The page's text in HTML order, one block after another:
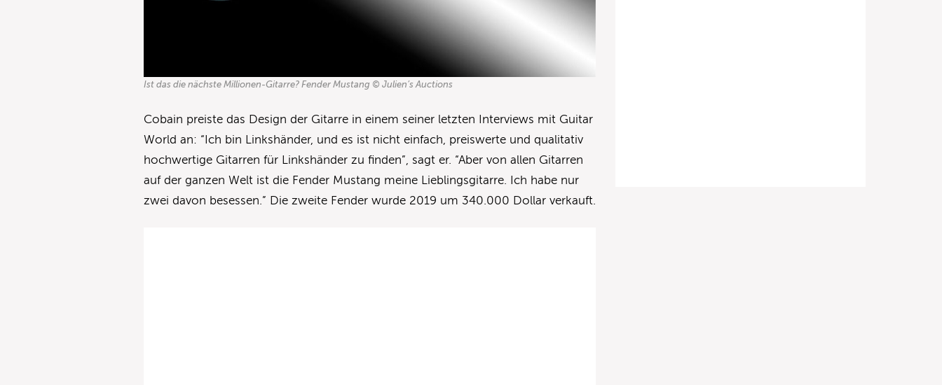
Ist das die nächste Millionen-Gitarre? Fender Mustang © Julien’s Auctions
Cobain preiste das Design der Gitarre in einem seiner letzten Interviews mit Guitar
World an: “Ich bin Linkshänder, und es ist nicht einfach, preiswerte und qualitativ
hochwertige Gitarren für Linkshänder zu finden”, sagt er. “Aber von allen Gitarren
auf der ganzen Welt ist die Fender Mustang meine Lieblingsgitarre. Ich habe nur
zwei davon besessen.” Die zweite Fender wurde 2019 um 340.000 Dollar verkauft.